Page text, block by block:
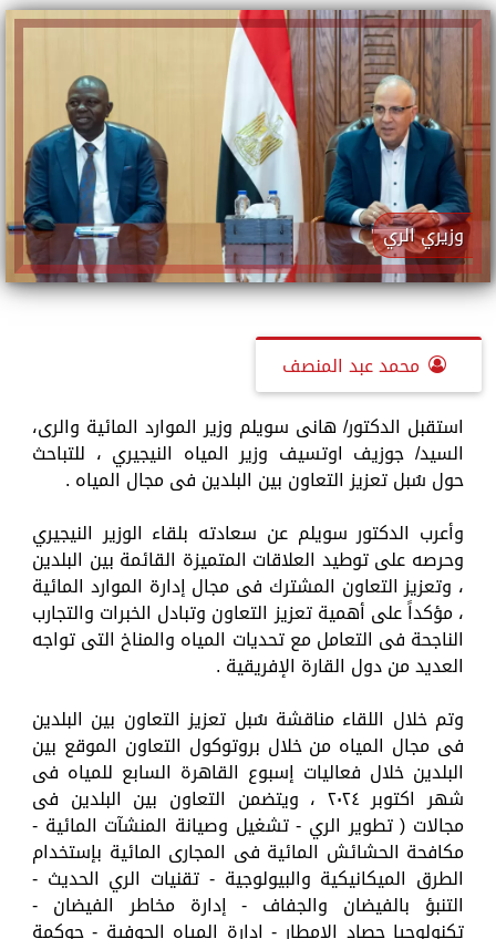
وزيري الري
محمد عبد المنصف
استقبل الدكتور/ هانى سويلم وزير الموارد المائية والرى،
السيد/ جوزيف اوتسيف وزير المياه النيجيري ، للتباحث
حول سُبل تعزيز التعاون بين البلدين فى مجال المياه .
وأعرب الدكتور سويلم عن سعادته بلقاء الوزير النيجيري
وحرصه على توطيد العلاقات المتميزة القائمة بين البلدين
، وتعزيز التعاون المشترك فى مجال إدارة الموارد المائية
، مؤكداً على أهمية تعزيز التعاون وتبادل الخبرات والتجارب
الناجحة فى التعامل مع تحديات المياه والمناخ التى تواجه
العديد من دول القارة الإفريقية .
وتم خلال اللقاء مناقشة سُبل تعزيز التعاون بين البلدين
فى مجال المياه من خلال بروتوكول التعاون الموقع بين
البلدين خلال فعاليات إسبوع القاهرة السابع للمياه فى
شهر اكتوبر ٢٠٢٤ ، ويتضمن التعاون بين البلدين فى
مجالات ( تطوير الري - تشغيل وصيانة المنشآت المائية -
مكافحة الحشائش المائية فى المجارى المائية بإستخدام
الطرق الميكانيكية والبيولوجية - تقنيات الري الحديث -
التنبؤ بالفيضان والجفاف - إدارة مخاطر الفيضان -